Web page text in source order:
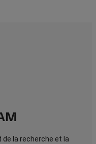
de la recherche et la